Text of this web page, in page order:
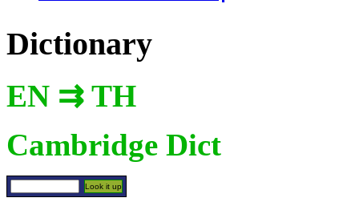
Dictionary
EN ⇉ TH
Cambridge Dict